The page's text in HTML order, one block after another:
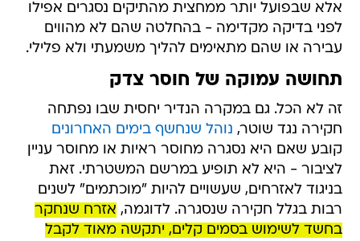
אלא שבפועל יותר ממחצית מהתיקים נסגרים אפילו
לפני בדיקה מקדימה - בהחלטה שהם לא מהווים
עבירה או שהם מתאימים להליך משמעתי ולא פלילי.
תחושה עמוקה של חוסר צדק
זה לא הכל. גם במקרה הנדיר יחסית שבו נפתחה
חקירה נגד שוטר, נוהל שנחשף בימים האחרונים
קובע שאם היא נסגרה מחוסר ראיות או מחוסר עניין
לציבור - היא לא תופיע במרשם המשטרתי. זאת
בניגוד לאזרחים, שעשויים להיות "מוכתמים" לשנים
רבות בגלל חקירה שנסגרה. לדוגמה, אזרח שנחקר
בחשד לשימוש בסמים קלים, יתקשה מאוד לקבל